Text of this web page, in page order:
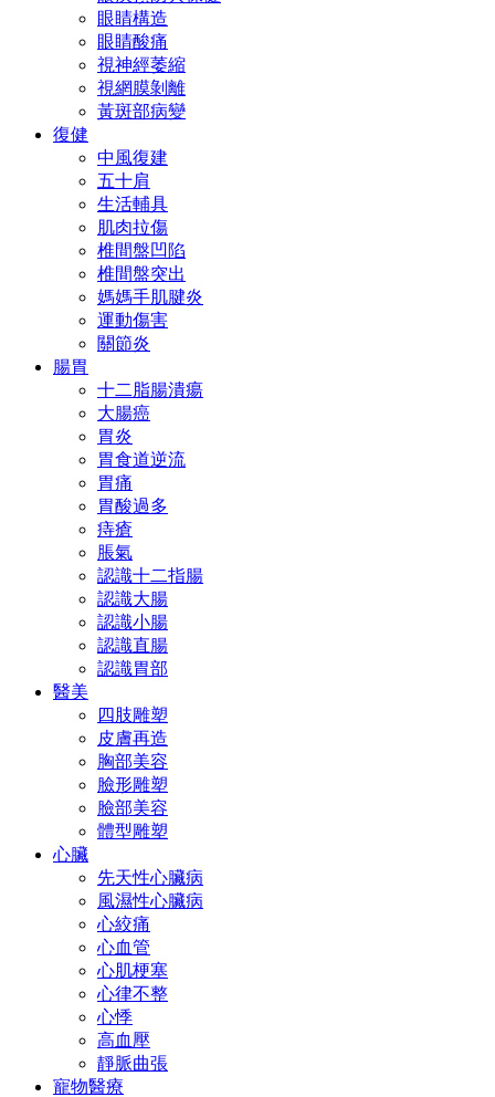
眼睛構造
眼睛酸痛
視神經萎縮
視網膜剝離
黃斑部病變
復健
中風復建
五十肩
生活輔具
肌肉拉傷
椎間盤凹陷
椎間盤突出
媽媽手肌腱炎
運動傷害
關節炎
腸胃
十二脂腸潰瘍
大腸癌
胃炎
胃食道逆流
胃痛
胃酸過多
痔瘡
脹氣
認識十二指腸
認識大腸
認識小腸
認識直腸
認識胃部
醫美
四肢雕塑
皮膚再造
胸部美容
臉形雕塑
臉部美容
體型雕塑
心臟
先天性心臟病
風濕性心臟病
心絞痛
心血管
心肌梗塞
心律不整
心悸
高血壓
靜脈曲張
寵物醫療